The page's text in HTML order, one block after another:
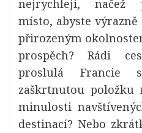
nejrychleji, načež
místo, abyste
přirozeným
prospěch? Rádi
proslulá Francie
zaškrtnutou
minulosti
destinací? Nebo